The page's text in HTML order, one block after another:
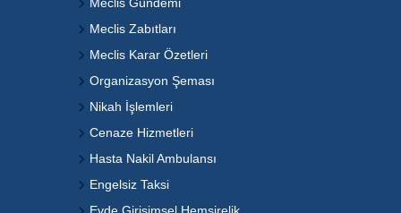
Meclis Zabıtları
Meclis Karar Özetleri
Organizasyon Şeması
Nikah İşlemleri
Cenaze Hizmetleri
Hasta Nakil Ambulansı
Engelsiz Taksi